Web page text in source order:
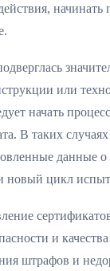
начинать
или
начать
В таких
данные
новый цикл
и
штрафов и